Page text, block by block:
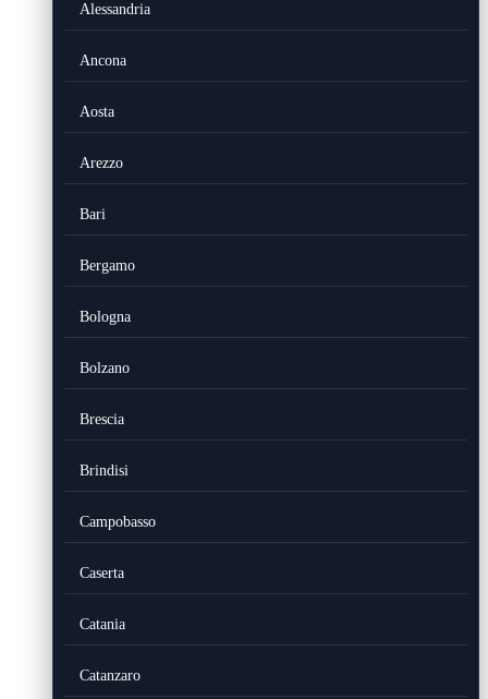
Alessandria
Ancona
Aosta
Arezzo
Bari
Bergamo
Bologna
Bolzano
Brescia
Brindisi
Campobasso
Caserta
Catania
Catanzaro